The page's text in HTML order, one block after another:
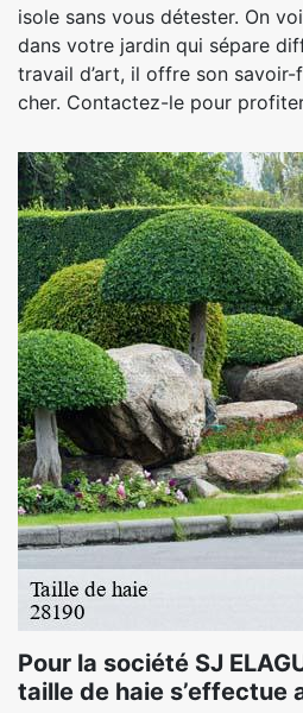
isole sans vous détester. On
dans votre jardin qui sépare
travail d’art, il offre son
cher. Contactez-le pour
Pour la société SJ
taille de haie s’effectue